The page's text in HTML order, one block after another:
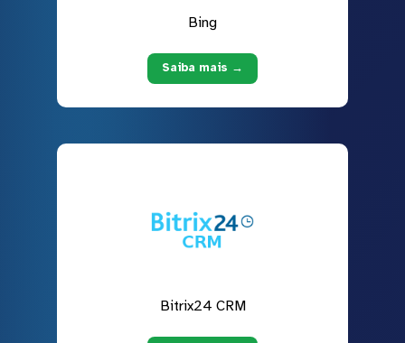
Bing
Saiba mais →
Bitrix24 CRM